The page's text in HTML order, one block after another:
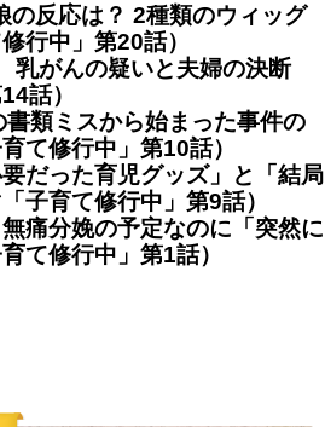
の反応は？ 2種類のウィッグ
行中」第20話）
がんの疑いと夫婦の決断
話）
類ミスから始まった事件の
て修行中」第10話）
だった育児グッズ」と「結局
子育て修行中」第9話）
痛分娩の予定なのに「突然に
て修行中」第1話）